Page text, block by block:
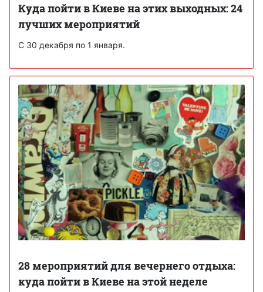
Куда пойти в Киеве на этих выходных: 24
лучших мероприятий
С 30 декабря по 1 января.
28 мероприятий для вечернего отдыха:
куда пойти в Киеве на этой неделе